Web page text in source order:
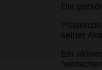
Die
seiner
Ein